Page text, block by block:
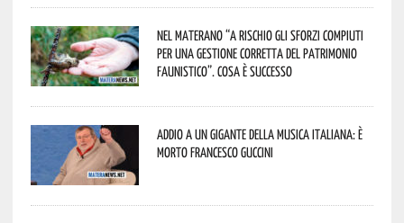
Nel materano “a rischio gli sforzi compiuti
per una gestione corretta del patrimonio
faunistico”. Cosa è successo
Addio a un gigante della musica italiana: è
morto Francesco Guccini